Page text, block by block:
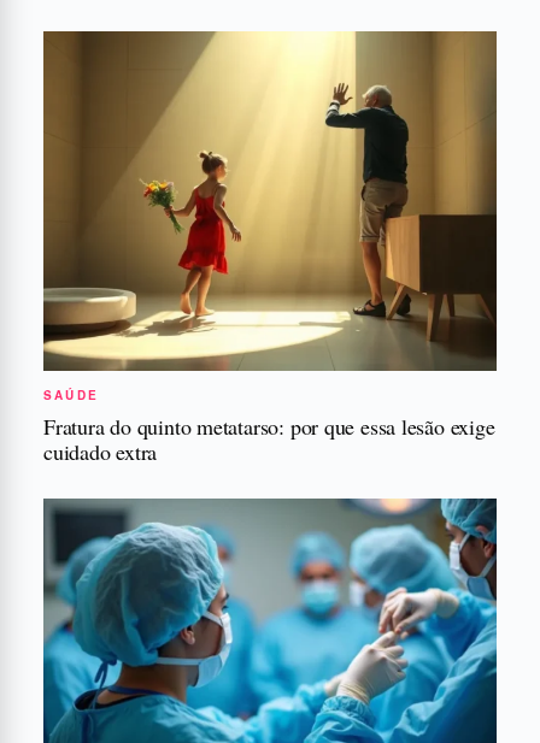
SAÚDE
Fratura do quinto metatarso: por que essa lesão exige
cuidado extra